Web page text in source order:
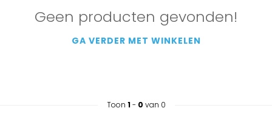
Geen producten gevonden!
GA VERDER MET WINKELEN
Toon 1- 0 van 0